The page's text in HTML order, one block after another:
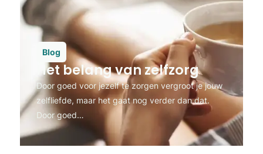
Blog
Het belang van zelfzorg
Door goed voor jezelf te zorgen vergroot je jouw
zelfliefde, maar het gaat nog verder dan dat.
Door goed…